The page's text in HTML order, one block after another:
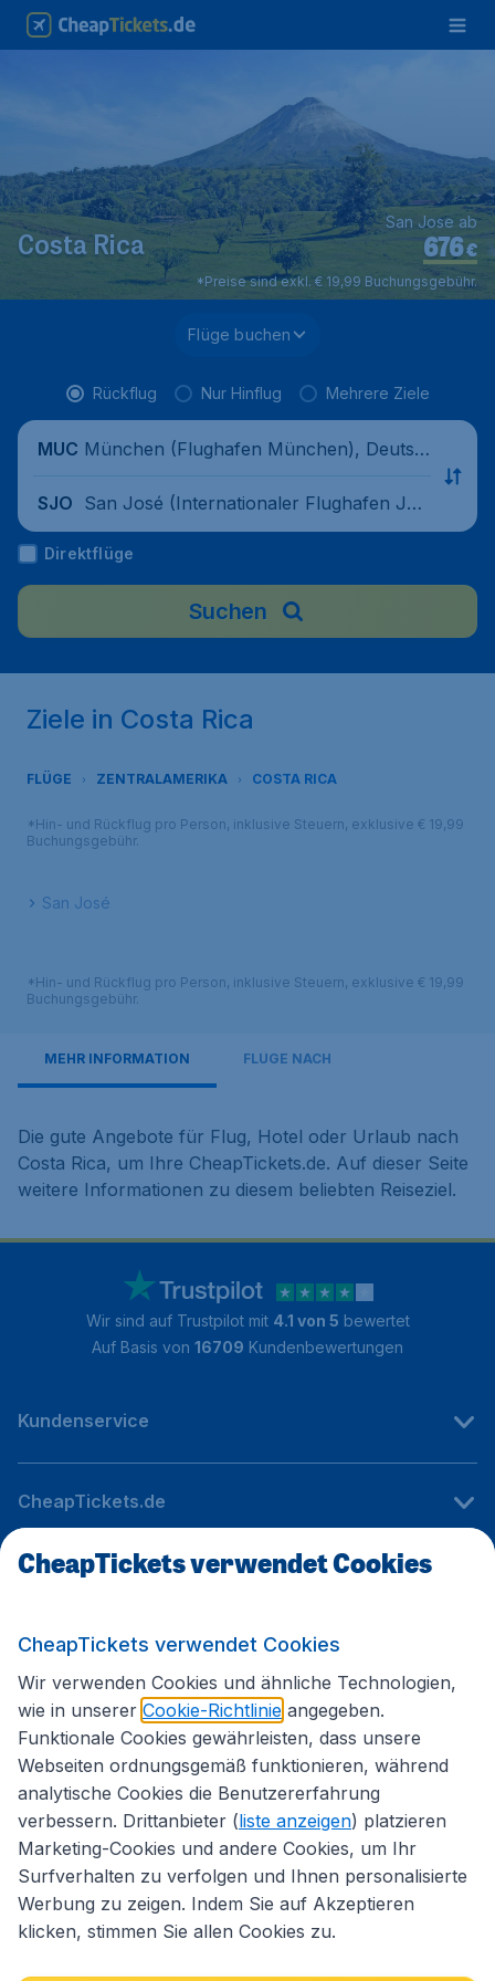
Costa Rica €
676
San Jose ab
*Preise sind exkl. € 19,99 Buchungsgebühr.
Flüge buchen
Rückflug Nur Hinflug Mehrere Ziele
MUC München (Flughafen München), Deutsc
SJO San José (Internationaler Flughafen Jua
n Santamaria, San Jose), Costa Rica
Direktflüge
Suchen
Ziele in Costa Rica
FLÜGE ZENTRALAMERIKA COSTA RICA
*Hin- und Rückflug pro Person, inklusive Steuern, exklusive € 19,99
Buchungsgebühr.
San José
*Hin- und Rückflug pro Person, inklusive Steuern, exklusive € 19,99
Buchungsgebühr.
MEHR INFORMATION FLÜGE NACH
Die gute Angebote für Flug, Hotel oder Urlaub nach
Costa Rica, um Ihre CheapTickets.de. Auf dieser Seite
weitere Informationen zu diesem beliebten Reiseziel.
Wir sind auf Trustpilot mit 4.1 von 5 bewertet
Auf Basis von 16709 Kundenbewertungen
Kundenservice
CheapTickets.de
Internationale Webseiten
Folgen Sie uns:
CheapTickets verwendet Cookies
CheapTickets verwendet Cookies
Wir verwenden Cookies und ähnliche Technologien,
wie in unserer Cookie-Richtlinie angegeben.
Funktionale Cookies gewährleisten, dass unsere
Webseiten ordnungsgemäß funktionieren, während
analytische Cookies die Benutzererfahrung
verbessern. Drittanbieter (liste anzeigen) platzieren
Marketing-Cookies und andere Cookies, um Ihr
Surfverhalten zu verfolgen und Ihnen personalisierte
Werbung zu zeigen. Indem Sie auf Akzeptieren
klicken, stimmen Sie allen Cookies zu.